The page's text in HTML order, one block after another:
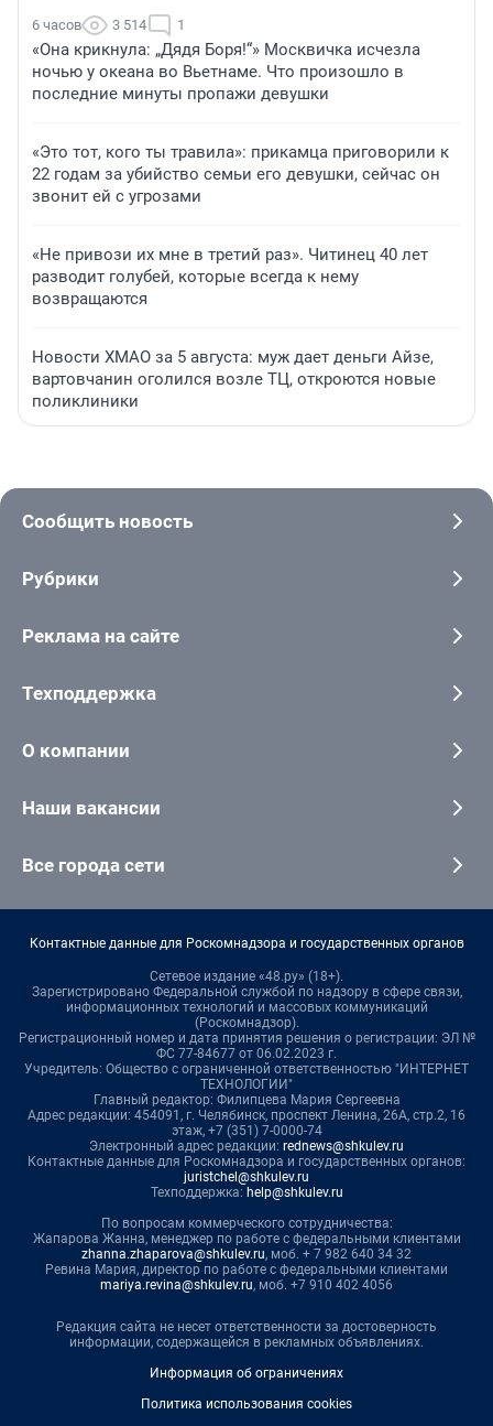
6 часов 3 514 1
«Она крикнула: „Дядя Боря!“» Москвичка исчезла
ночью у океана во Вьетнаме. Что произошло в
последние минуты пропажи девушки
«Это тот, кого ты травила»: прикамца приговорили к
22 годам за убийство семьи его девушки, сейчас он
звонит ей с угрозами
«Не привози их мне в третий раз». Читинец 40 лет
разводит голубей, которые всегда к нему
возвращаются
Новости ХМАО за 5 августа: муж дает деньги Айзе,
вартовчанин оголился возле ТЦ, откроются новые
поликлиники
Сообщить новость
Рубрики
Реклама на сайте
Техподдержка
О компании
Наши вакансии
Все города сети
Контактные данные для Роскомнадзора и государственных органов
Сетевое издание «48.ру» (18+).
Зарегистрировано Федеральной службой по надзору в сфере связи,
информационных технологий и массовых коммуникаций
(Роскомнадзор).
Регистрационный номер и дата принятия решения о регистрации: ЭЛ №
ФС 77-84677 от 06.02.2023 г.
Учредитель: Общество с ограниченной ответственностью "ИНТЕРНЕТ
ТЕХНОЛОГИИ"
Главный редактор: Филипцева Мария Сергеевна
Адрес редакции: 454091, г. Челябинск, проспект Ленина, 26А, стр.2, 16
этаж, +7 (351) 7-0000-74
Электронный адрес редакции: rednews@shkulev.ru
Контактные данные для Роскомнадзора и государственных органов:
juristchel@shkulev.ru
Техподдержка: help@shkulev.ru
По вопросам коммерческого сотрудничества:
Жапарова Жанна, менеджер по работе с федеральными клиентами
zhanna.zhaparova@shkulev.ru, моб. + 7 982 640 34 32
Ревина Мария, директор по работе с федеральными клиентами
mariya.revina@shkulev.ru, моб. +7 910 402 4056
Редакция сайта не несет ответственности за достоверность
информации, содержащейся в рекламных объявлениях.
Информация об ограничениях
Политика использования cookies